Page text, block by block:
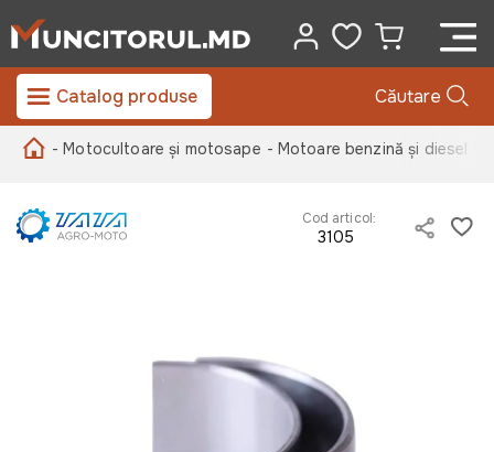
Catalog produse Căutare
- Motocultoare și motosape - Motoare benzină și diesel
Cod articol:
3105